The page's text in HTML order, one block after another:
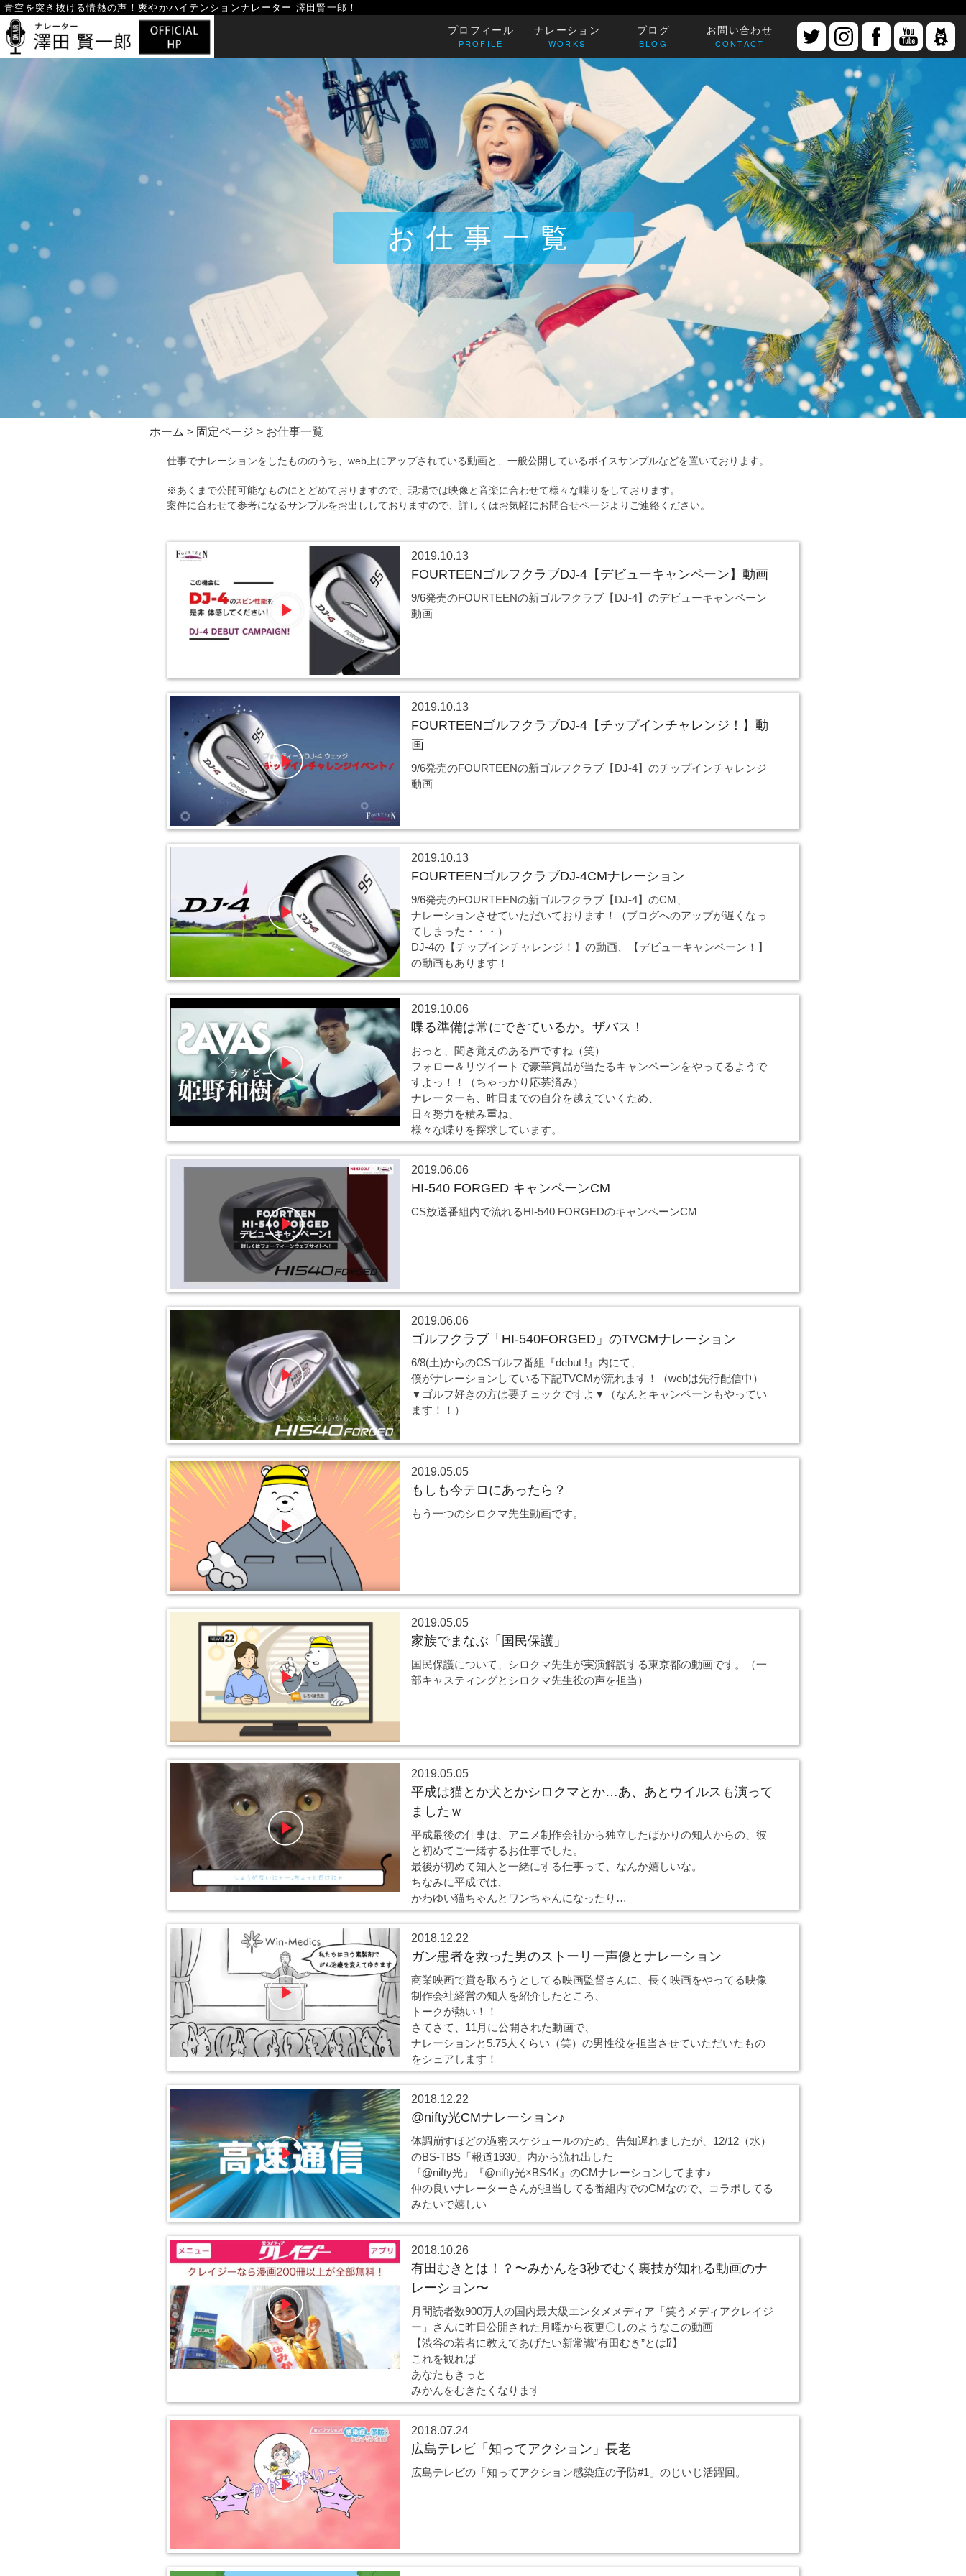
Skip
content
青空を突き抜ける情熱の声！ 爽やかハイテンションナレーター 澤田賢一郎！
プロフィール
PROFILE
ナレーション
WORKS
ブログ
BLOG
お問い合わせ
CONTACT
お仕事一覧
ホーム > 固定ページ > お仕事一覧
仕事でナレーションをしたもののうち、web上にアップされている動画と、一般公開しているボイスサンプルなどを置いております。
※あくまで公開可能なものにとどめておりますので、現場では映像と音楽に合わせて様々な喋りをしております。
案件に合わせて参考になるサンプルをお出ししておりますので、詳しくはお気軽にお問合せページよりご連絡ください。
2019.10.13
FOURTEENゴルフクラブDJ-4【デビューキャンペーン】動画
9/6発売のFOURTEENの新ゴルフクラブ【DJ-4】のデビューキャンペーン
動画
2019.10.13
FOURTEENゴルフクラブDJ-4【チップインチャレンジ！】動
画
9/6発売のFOURTEENの新ゴルフクラブ【DJ-4】のチップインチャレンジ
動画
2019.10.13
FOURTEENゴルフクラブDJ-4CMナレーション
9/6発売のFOURTEENの新ゴルフクラブ【DJ-4】のCM、
ナレーションさせていただいております！（ブログへのアップが遅くなっ
てしまった・・・）
DJ-4の【チップインチャレンジ！】の動画、【デビューキャンペーン！】
の動画もあります！
2019.10.06
喋る準備は常にできているか。ザバス！
おっと、聞き覚えのある声ですね（笑）
フォロー＆リツイートで豪華賞品が当たるキャンペーンをやってるようで
すよっ！！（ちゃっかり応募済み）
ナレーターも、昨日までの自分を越えていくため、
日々努力を積み重ね、
様々な喋りを探求しています。
2019.06.06
HI-540 FORGED キャンペーンCM
CS放送番組内で流れるHI-540 FORGEDのキャンペーンCM
2019.06.06
ゴルフクラブ「HI-540FORGED」のTVCMナレーション
6/8(土)からのCSゴルフ番組『debut !』内にて、
僕がナレーションしている下記TVCMが流れます！（webは先行配信中）
▼ゴルフ好きの方は要チェックですよ▼（なんとキャンペーンもやってい
ます！！）
2019.05.05
もしも今テロにあったら？
もう一つのシロクマ先生動画です。
2019.05.05
家族でまなぶ「国民保護」
国民保護について、シロクマ先生が実演解説する東京都の動画です。（一
部キャスティングとシロクマ先生役の声を担当）
2019.05.05
平成は猫とか犬とかシロクマとか…あ、あとウイルスも演って
ましたｗ
平成最後の仕事は、アニメ制作会社から独立したばかりの知人からの、彼
と初めてご一緒するお仕事でした。
最後が初めて知人と一緒にする仕事って、なんか嬉しいな。
ちなみに平成では、
かわゆい猫ちゃんとワンちゃんになったり…
2018.12.22
ガン患者を救った男のストーリー声優とナレーション
商業映画で賞を取ろうとしてる映画監督さんに、長く映画をやってる映像
制作会社経営の知人を紹介したところ、
トークが熱い！！
さてさて、11月に公開された動画で、
ナレーションと5.75人くらい（笑）の男性役を担当させていただいたもの
をシェアします！
2018.12.22
@nifty光CMナレーション♪
体調崩すほどの過密スケジュールのため、告知遅れましたが、12/12（水）
のBS-TBS「報道1930」内から流れ出した
『@nifty光』『@nifty光×BS4K』のCMナレーションしてます♪
仲の良いナレーターさんが担当してる番組内でのCMなので、コラボしてる
みたいで嬉しい
2018.10.26
有田むきとは！？〜みかんを3秒でむく裏技が知れる動画のナ
レーション〜
月間読者数900万人の国内最大級エンタメメディア「笑うメディアクレイジ
ー」さんに昨日公開された月曜から夜更〇しのようなこの動画
【渋谷の若者に教えてあげたい新常識”有田むき”とは⁉︎】
これを観れば
あなたもきっと
みかんをむきたくなります
2018.07.24
広島テレビ「知ってアクション」長老
広島テレビの「知ってアクション感染症の予防#1」のじいじ活躍回。